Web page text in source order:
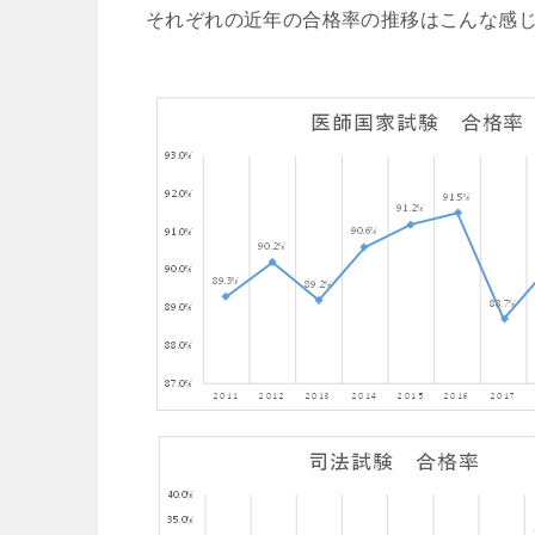
それぞれの近年の合格率の推移はこんな感